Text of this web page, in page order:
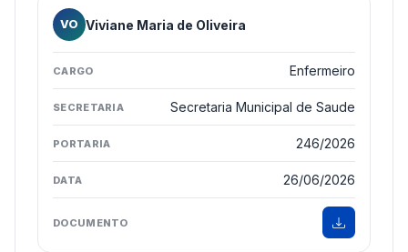
VO Viviane Maria de Oliveira
Enfermeiro
Secretaria Municipal de Saude
246/2026
26/06/2026